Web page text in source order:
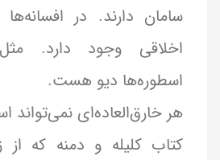
سامان دارند. در
اخلاقی وجود دارد.
اسطوره‌ها دیو هست.
هر خارق‌العاده‌ای نمی‌تواند
کتاب کلیله و دمنه که از